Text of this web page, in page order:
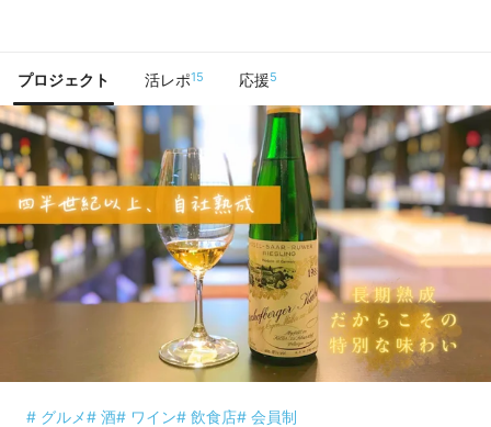
プロジェクト 活レポ15 応援5
# グルメ# 酒# ワイン# 飲食店# 会員制